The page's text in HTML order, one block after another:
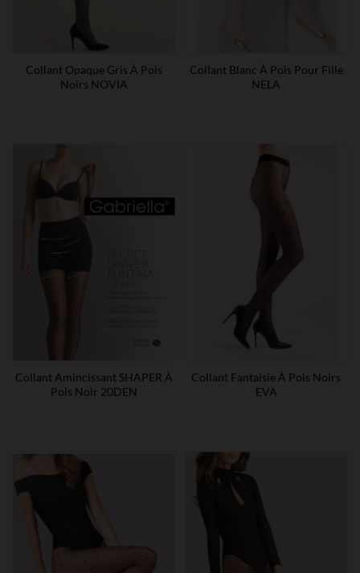
Collant Opaque Gris À Pois
Noirs NOVIA
Collant Blanc À Pois Pour Fille
NELA
Collant Amincissant SHAPER À
Pois Noir 20DEN
Collant Fantaisie À Pois Noirs
EVA